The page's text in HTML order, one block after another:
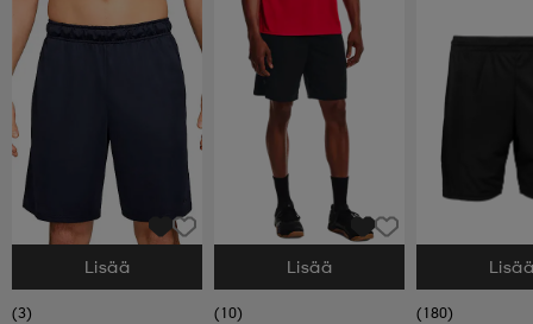
Valitse Koko
Lisää
(3)
Valitse Koko
Lisää
(10)
Valitse Koko
(180)